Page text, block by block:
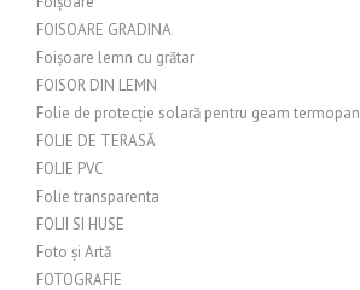
FOISOARE GRADINA
Foișoare lemn cu grătar
FOISOR DIN LEMN
Folie de protecție solară pentru geam termopan
FOLIE DE TERASĂ
FOLIE PVC
Folie transparenta
FOLII SI HUSE
Foto și Artă
FOTOGRAFIE